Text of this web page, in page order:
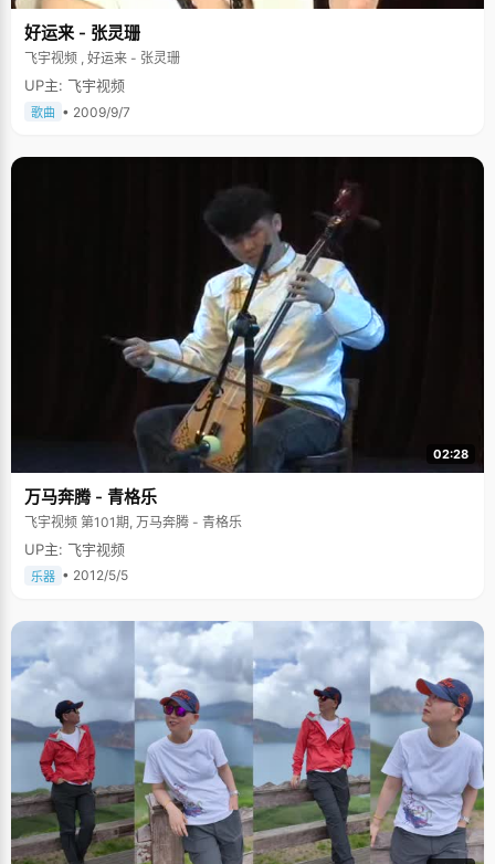
好运来 - 张灵珊
飞宇视频 , 好运来 - 张灵珊
UP主: 飞宇视频
歌曲 • 2009/9/7
02:28
万马奔腾 - 青格乐
飞宇视频 第101期, 万马奔腾 - 青格乐
UP主: 飞宇视频
乐器 • 2012/5/5